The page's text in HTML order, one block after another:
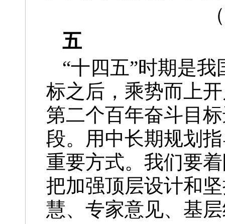
五
“十四五”时期是
标之后，乘势而上
第二个百年奋斗目
段。用中长期规划
重要方式。我们要
把加强顶层设计和
慧、专家意见、基